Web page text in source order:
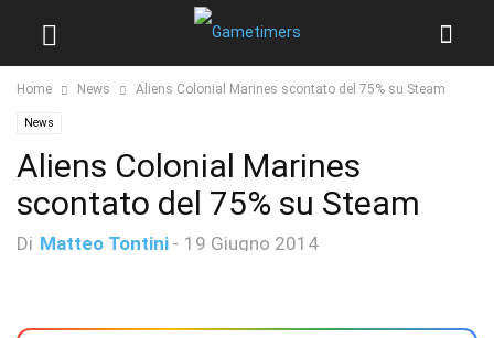
Home News Aliens Colonial Marines scontato del 75% su Steam
News
Aliens Colonial Marines
scontato del 75% su Steam
Di Matteo Tontini - 19 Giugno 2014